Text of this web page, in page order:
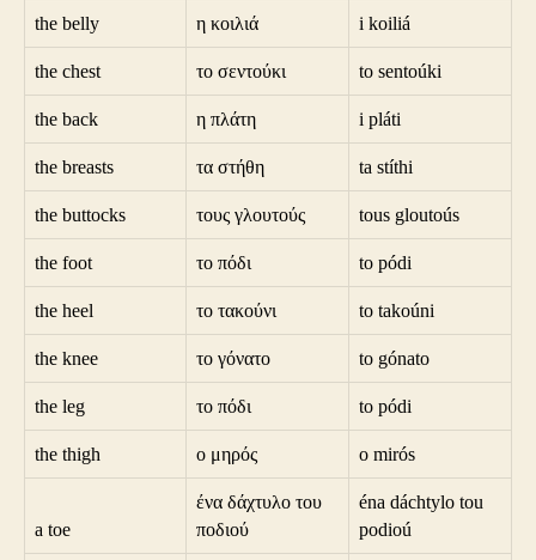
the belly η κοιλιά i koiliá
the chest το σεντούκι to sentoúki
the back η πλάτη i pláti
the breasts τα στήθη ta stíthi
the buttocks τους γλουτούς tous gloutoús
the foot το πόδι to pódi
the heel το τακούνι to takoúni
the knee το γόνατο to gónato
the leg το πόδι to pódi
the thigh ο μηρός o mirós
a toe
ένα δάχτυλο του
ποδιού
éna dáchtylo tou
podioú